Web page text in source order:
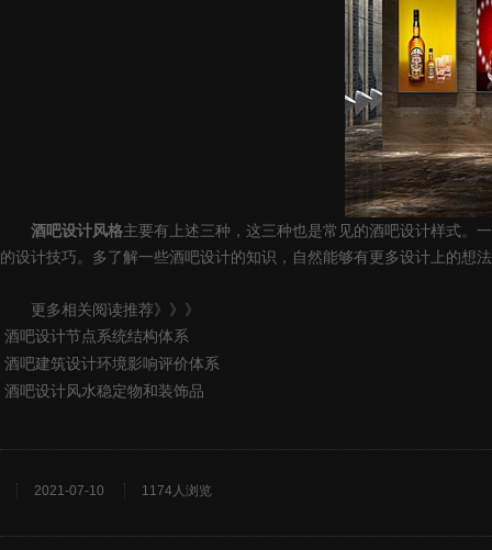
酒吧设计风格主要有上述三种，这三种也是常见的酒吧设计样式。
的设计技巧。多了解一些酒吧设计的知识，自然能够有更多设计上的想
更多相关阅读推荐》》》
酒吧设计节点系统结构体系
酒吧建筑设计环境影响评价体系
酒吧设计风水稳定物和装饰品
2021-07-10 1174人浏览